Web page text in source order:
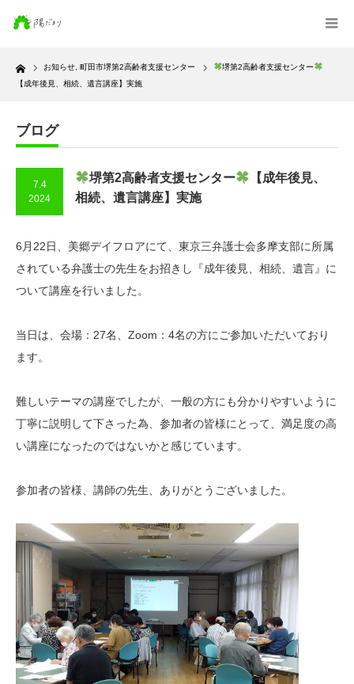
Home お知らせ 町田市堺第2高齢者支援センター
堺第2高齢者支援センター
【成年後見、相続、遺言講座】実施
ブログ
7.4
2024
堺第2高齢者支援センター
【成年後見、
相続、遺言講座】実施
6月22日、美郷デイフロアにて、東京三弁護士会多摩支部に所属
されている弁護士の先生をお招きし『成年後見、相続、遺言』に
ついて講座を行いました。
当日は、会場：27名、Zoom：4名の方にご参加いただいており
ます。
難しいテーマの講座でしたが、一般の方にも分かりやすいように
丁寧に説明して下さった為、参加者の皆様にとって、満足度の高
い講座になったのではないかと感じています。
参加者の皆様、講師の先生、ありがとうございました。